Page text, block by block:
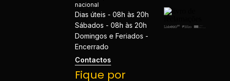
nacional
Dias úteis - 08h às 20h
Sábados - 08h às 20h
Domingos e Feriados -
Encerrado
Contactos
Fique por